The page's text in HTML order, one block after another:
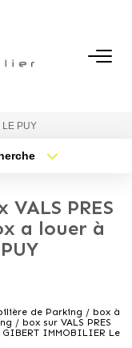
LE PUY
min.
PRES
a louer à
de Parking / box à
/ box sur VALS PRES
IMMOBILIER Le